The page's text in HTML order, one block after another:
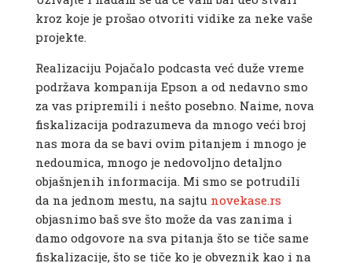
kroz koje je prošao otvoriti vidike za neke vaše
projekte.
Realizaciju Pojačalo podcasta već duže vreme
podržava kompanija Epson a od nedavno smo
za vas pripremili i nešto posebno. Naime, nova
fiskalizacija podrazumeva da mnogo veći broj
nas mora da se bavi ovim pitanjem i mnogo je
nedoumica, mnogo je nedovoljno detaljno
objašnjenih informacija. Mi smo se potrudili
da na jednom mestu, na sajtu novekase.rs
objasnimo baš sve što može da vas zanima i
damo odgovore na sva pitanja što se tiče same
fiskalizacije, što se tiče ko je obveznik kao i na